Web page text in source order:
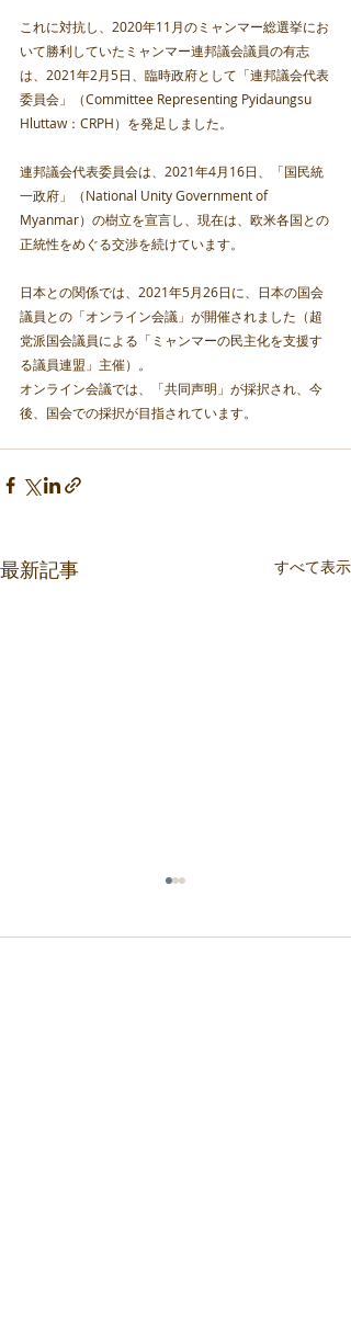
これに対抗し、2020年11月のミャンマー総選挙にお
いて勝利していたミャンマー連邦議会議員の有志
は、2021年2月5日、臨時政府として「連邦議会代表
委員会」（Committee Representing Pyidaungsu
Hluttaw：CRPH）を発足しました。
連邦議会代表委員会は、2021年4月16日、「国民統
一政府」（National Unity Government of
Myanmar）の樹立を宣言し、現在は、欧米各国との
正統性をめぐる交渉を続けています。
日本との関係では、2021年5月26日に、日本の国会
議員との「オンライン会議」が開催されました（超
党派国会議員による「ミャンマーの民主化を支援す
る議員連盟」主催）。
オンライン会議では、「共同声明」が採択され、今
後、国会での採択が目指されています。
最新記事 すべて表示